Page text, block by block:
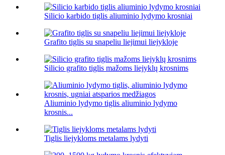
Silicio karbido tiglis aliuminio lydymo krosniai
Grafito tiglis su snapeliu liejimui liejykloje
Silicio grafito tiglis mažoms liejyklų krosnims
Aliuminio lydymo tiglis aliuminio lydymo
krosnis...
Tiglis liejykloms metalams lydyti